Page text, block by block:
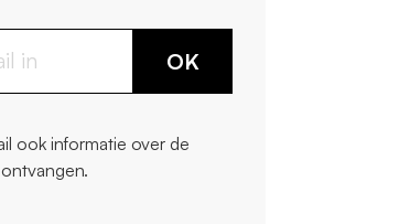
OK
ook informatie over de